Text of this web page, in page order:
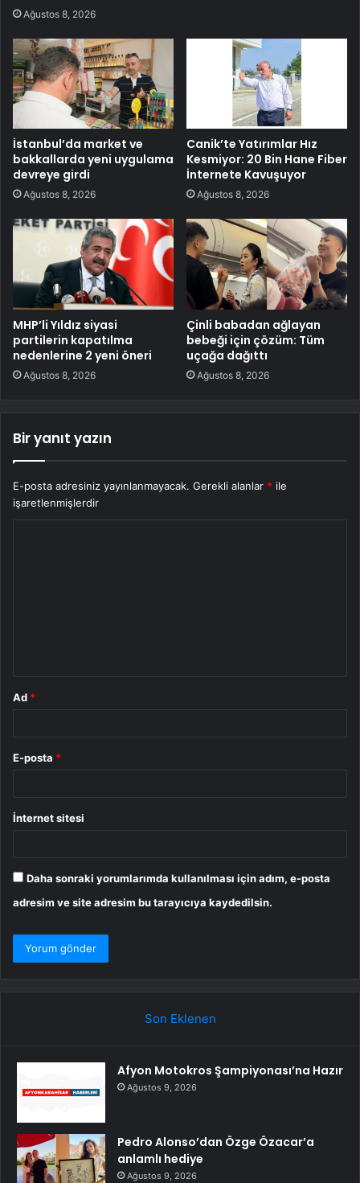
Ağustos 8, 2026
İstanbul’da market ve
bakkallarda yeni uygulama
devreye girdi
Ağustos 8, 2026
Canik’te Yatırımlar Hız
Kesmiyor: 20 Bin Hane Fiber
İnternete Kavuşuyor
Ağustos 8, 2026
MHP’li Yıldız siyasi
partilerin kapatılma
nedenlerine 2 yeni öneri
Ağustos 8, 2026
Çinli babadan ağlayan
bebeği için çözüm: Tüm
uçağa dağıttı
Ağustos 8, 2026
Bir yanıt yazın
E-posta adresiniz yayınlanmayacak. Gerekli alanlar * ile
işaretlenmişlerdir
Ad *
E-posta *
İnternet sitesi
Daha sonraki yorumlarımda kullanılması için adım, e-posta
adresim ve site adresim bu tarayıcıya kaydedilsin.
Son Eklenen
Afyon Motokros Şampiyonası’na Hazır
Ağustos 9, 2026
Pedro Alonso’dan Özge Özacar’a
anlamlı hediye
Ağustos 9, 2026